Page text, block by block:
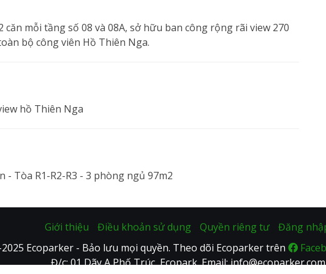
mỗi tầng số 08 và 08A, sở hữu ban công rộng rãi view 270
bộ công viên Hồ Thiên Nga.
hồ Thiên Nga
Giới thiệu Điều khoản sử dụng Quyền riêng tư
Đăng
Ecoparker - Bảo lưu mọi quyền. Theo dõi Ecoparker trên
Đ/c: 01 Dãy A Phố Trúc, Ecopark. Email: